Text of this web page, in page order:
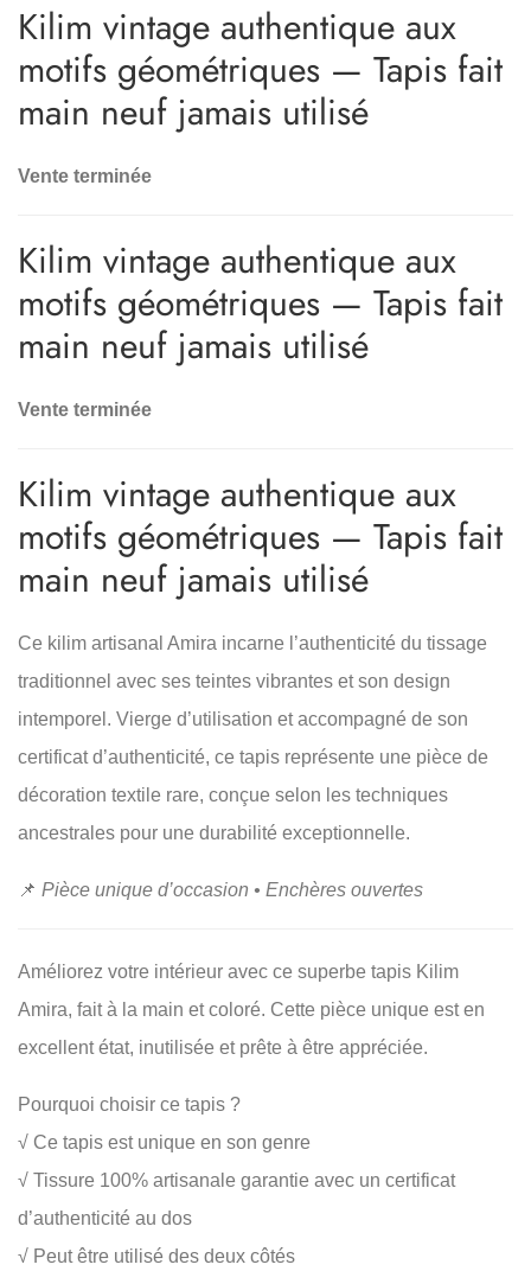
Kilim vintage authentique aux
motifs géométriques — Tapis fait
main neuf jamais utilisé
Vente terminée
Kilim vintage authentique aux
motifs géométriques — Tapis fait
main neuf jamais utilisé
Vente terminée
Kilim vintage authentique aux
motifs géométriques — Tapis fait
main neuf jamais utilisé
Ce kilim artisanal Amira incarne l’authenticité du tissage
traditionnel avec ses teintes vibrantes et son design
intemporel. Vierge d’utilisation et accompagné de son
certificat d’authenticité, ce tapis représente une pièce de
décoration textile rare, conçue selon les techniques
ancestrales pour une durabilité exceptionnelle.
📌 Pièce unique d’occasion • Enchères ouvertes
Améliorez votre intérieur avec ce superbe tapis Kilim
Amira, fait à la main et coloré. Cette pièce unique est en
excellent état, inutilisée et prête à être appréciée.
Pourquoi choisir ce tapis ?
√ Ce tapis est unique en son genre
√ Tissure 100% artisanale garantie avec un certificat
d’authenticité au dos
√ Peut être utilisé des deux côtés